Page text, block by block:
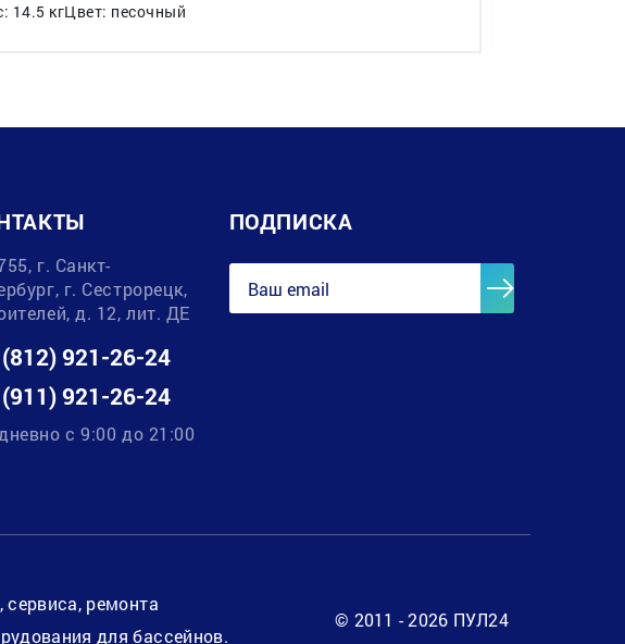
14.5 кгЦвет: песочный
г. Санкт-
г. Сестрорецк,
д. 12, лит. ДЕ
921-26-24
921-26-24
с 9:00 до 21:00
ПОДПИСКА
сервиса, ремонта
для бассейнов.
© 2011 - 2026 ПУЛ24